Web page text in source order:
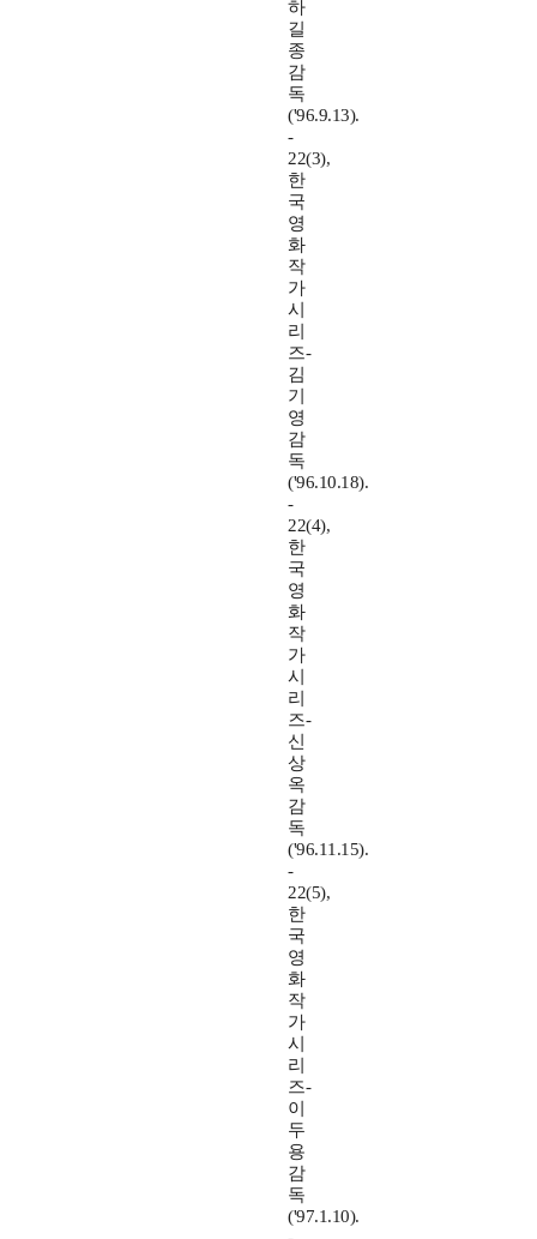
하
길
종
감
독
('96.9.13).
-
22(3),
한
국
영
화
작
가
시
리
즈-
김
기
영
감
독
('96.10.18).
-
22(4),
한
국
영
화
작
가
시
리
즈-
신
상
옥
감
독
('96.11.15).
-
22(5),
한
국
영
화
작
가
시
리
즈-
이
두
용
감
독
('97.1.10).